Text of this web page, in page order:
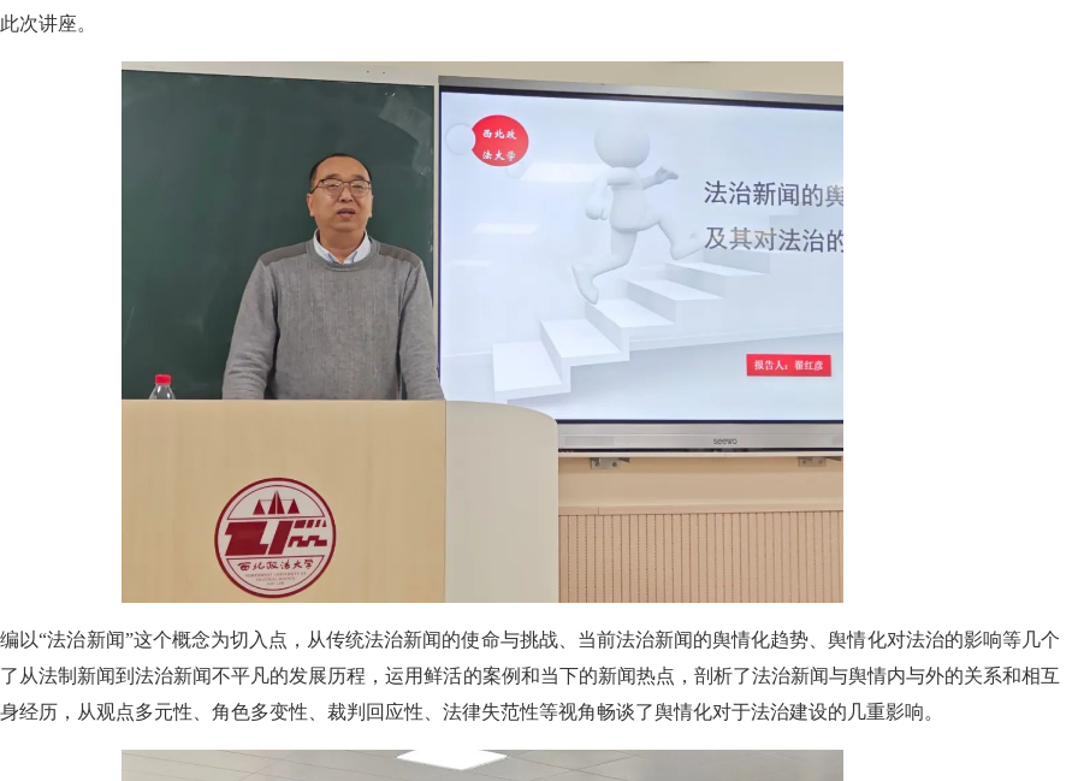
次讲座。
以“法治新闻”这个概念为切入点，从传统法治新闻的使命与挑战、当前法治新闻的舆情化趋势、舆情化对法治的影响等几个
从法制新闻到法治新闻不平凡的发展历程，运用鲜活的案例和当下的新闻热点，剖析了法治新闻与舆情内与外的关系和相互
经历，从观点多元性、角色多变性、裁判回应性、法律失范性等视角畅谈了舆情化对于法治建设的几重影响。